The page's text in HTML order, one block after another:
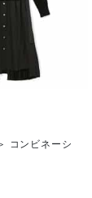
コンビネーシ